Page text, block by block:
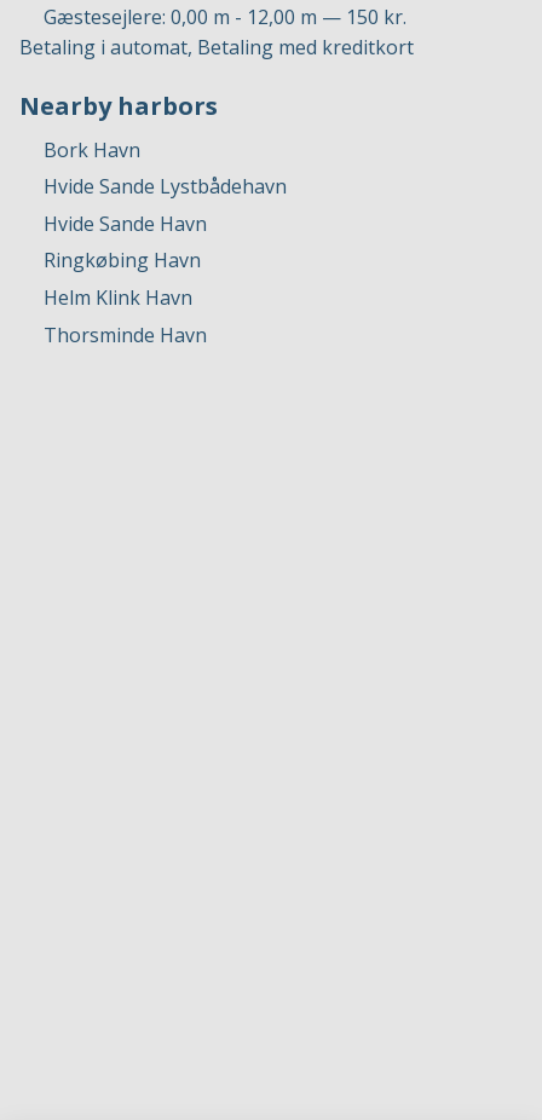
Gæstesejlere: 0,00 m - 12,00 m — 150 kr.
Betaling i automat, Betaling med kreditkort
Nearby harbors
Bork Havn
Hvide Sande Lystbådehavn
Hvide Sande Havn
Ringkøbing Havn
Helm Klink Havn
Thorsminde Havn